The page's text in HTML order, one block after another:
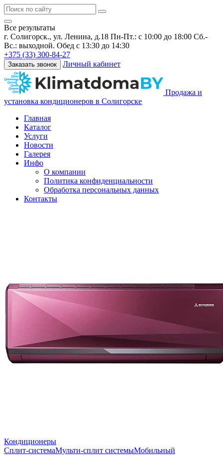
Все результаты
г. Солигорск., ул. Ленина, д.18 Пн-Пт.: с 10:00 до 18:00 Сб.-
Вс.: выходной. Обед с 13:30 до 14:30
+375 (33) 300-84-27
Заказать звонок Личный кабинет
Продажа и
установка кондиционеров в Солигорске
Главная
Каталог
Услуги
Новости
Галерея
Инфо
О компании
Политика конфиденциальности
Обработка персональных данных
Контакты
Кондиционеры
Сплит-системаМульти-сплит системыМобильный